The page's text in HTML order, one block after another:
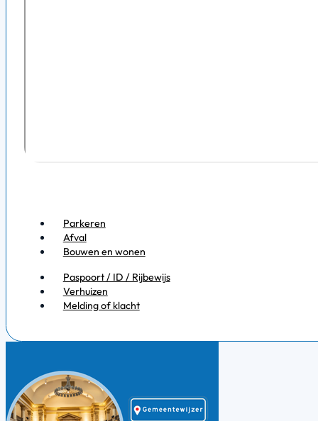
Parkeren
Afval
Bouwen en wonen
Paspoort / ID / Rijbewijs
Verhuizen
Melding of klacht